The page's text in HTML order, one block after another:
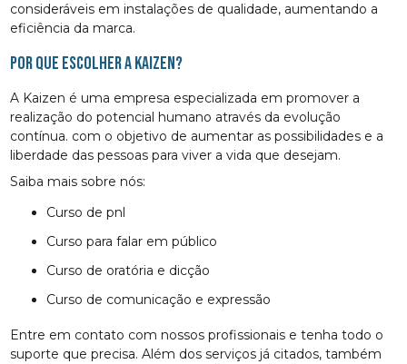
consideráveis em instalações de qualidade, aumentando a
eficiência da marca.
Por que escolher a Kaizen?
A Kaizen é uma empresa especializada em promover a
realização do potencial humano através da evolução
contínua. com o objetivo de aumentar as possibilidades e a
liberdade das pessoas para viver a vida que desejam.
Saiba mais sobre nós:
curso de pnl
curso para falar em público
curso de oratória e dicção
curso de comunicação e expressão
Entre em contato com nossos profissionais e tenha todo o
suporte que precisa. Além dos serviços já citados, também